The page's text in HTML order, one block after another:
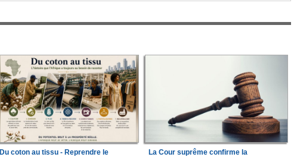
Du coton au tissu - Reprendre le
La Cour suprême confirme la